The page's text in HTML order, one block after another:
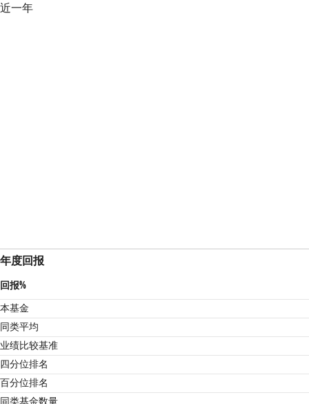
近一年
年度回报
回报%
本基金
同类平均
业绩比较基准
四分位排名
4
百分位排名
同类基金数量